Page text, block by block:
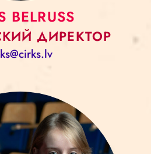
BELRUSS
ДИРЕКТОР